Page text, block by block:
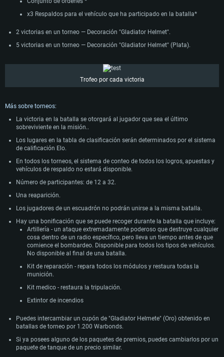
Red: Conexión a Internet de banda ancha
Disco Duro: 75.9 GB (Cliente Completo)
Disco Duro: 62.2 GB (Cliente Completo)
de 6 meses) / AMD similar (Radeon RX 570) con los últimos controladores
propietarios (no más de 6 meses) con soporte Vulkan.
Red: Conexión a Internet de banda ancha
x3 Respaldos para el vehículo que ha participado en la batalla*
2 victorias en un torneo — Decoración "Gladiator Helmet".
5 victorias en un torneo — Decoración "Gladiator Helmet" (Plata).
Trofeo por cada victoria
Más sobre torneos:
La victoria en la batalla se otorgará al jugador que sea el último
sobreviviente en la misión..
Los lugares en la tabla de clasificación serán determinados por el sistema
de calificación Elo.
En todos los torneos, el sistema de conteo de todos los logros, apuestas y
vehículos de respaldo no estará disponible.
Número de participantes: de 12 a 32.
Una reaparición.
Los jugadores de un escuadrón no podrán unirse a la misma batalla.
Hay una bonificación que se puede recoger durante la batalla que incluye:
Artillería - un ataque extremadamente poderoso que destruye cualquier
cosa dentro de un radio específico, pero lleva un tiempo antes de que
comience el bombardeo. Disponible para todos los tipos de vehículos.
No disponible al final de una batalla.
Kit de reparación - repara todos los módulos y restaura todas la
munición.
Kit medico - restaura la tripulación.
Extintor de incendios
Puedes intercambiar un cupón de "Gladiator Helmete" (Oro) obtenido en
batallas de torneo por 1.200 Warbonds.
Si ya posees alguno de los paquetes de premios, puedes cambiarlos por un
paquete de tanque de un precio similar.